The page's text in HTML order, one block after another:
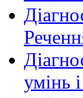
умінь